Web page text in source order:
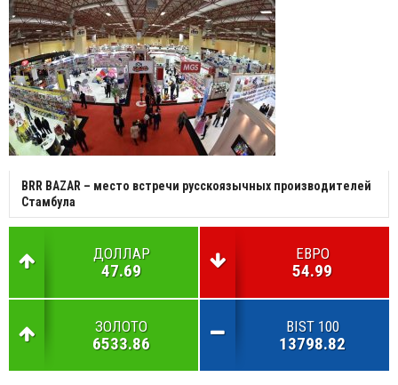
BRR BAZAR – место встречи русскоязычных производителей
Стамбула
ДОЛЛАР
47.69
ЕВРО
54.99
ЗОЛОТО
6533.86
BIST 100
13798.82